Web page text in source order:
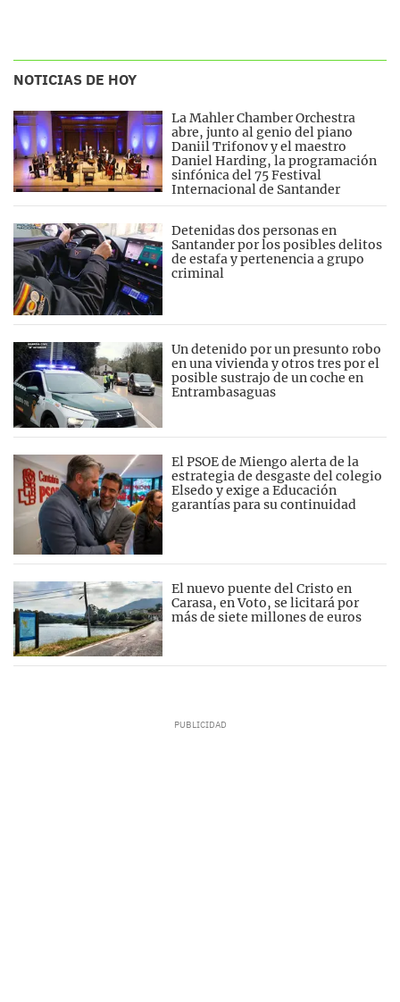
NOTICIAS DE HOY
La Mahler Chamber Orchestra
abre, junto al genio del piano
Daniil Trifonov y el maestro
Daniel Harding, la programación
sinfónica del 75 Festival
Internacional de Santander
Detenidas dos personas en
Santander por los posibles delitos
de estafa y pertenencia a grupo
criminal
Un detenido por un presunto robo
en una vivienda y otros tres por el
posible sustrajo de un coche en
Entrambasaguas
El PSOE de Miengo alerta de la
estrategia de desgaste del colegio
Elsedo y exige a Educación
garantías para su continuidad
El nuevo puente del Cristo en
Carasa, en Voto, se licitará por
más de siete millones de euros